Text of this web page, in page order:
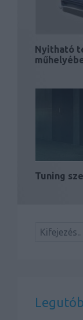
Nyitható
Tuning